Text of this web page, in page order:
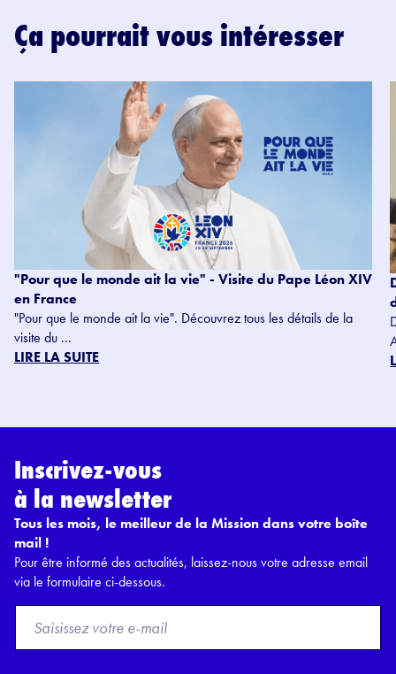
Ça pourrait vous intéresser
"Pour que le monde ait la vie" - Visite du Pape Léon XIV
en France
"Pour que le monde ait la vie". Découvrez tous les détails de la
visite du ...
LIRE LA SUITE
Inscrivez-vous
à la newsletter
Tous les mois, le meilleur de la Mission dans votre boîte
mail !
Pour être informé des actualités, laissez-nous votre adresse email
via le formulaire ci-dessous.
o